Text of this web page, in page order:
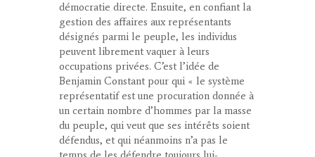
démocratie directe. Ensuite, en confiant la
gestion des affaires aux représentants
désignés parmi le peuple, les individus
peuvent librement vaquer à leurs
occupations privées. C’est l’idée de
Benjamin Constant pour qui « le système
représentatif est une procuration donnée à
un certain nombre d’hommes par la masse
du peuple, qui veut que ses intérêts soient
défendus, et qui néanmoins n’a pas le